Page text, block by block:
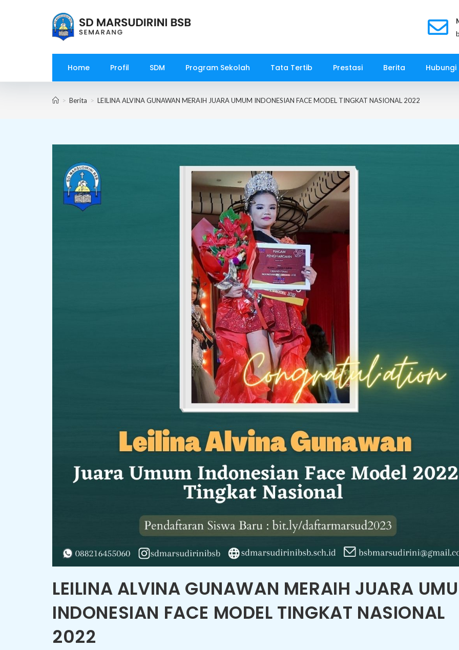
Home Profil SDM Program Sekolah Tata Tertib Prestasi Berita Hubungi
> Berita > LEILINA ALVINA GUNAWAN MERAIH JUARA UMUM INDONESIAN FACE MODEL TINGKAT NASIONAL 2022
LEILINA ALVINA GUNAWAN MERAIH JUARA
INDONESIAN FACE MODEL TINGKAT NASIONAL
2022